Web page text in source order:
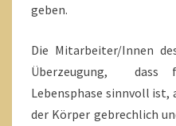
geben.
Die Mitarbeiter/Innen
Überzeugung, dass
Lebensphase sinnvoll ist,
der Körper gebrechlich